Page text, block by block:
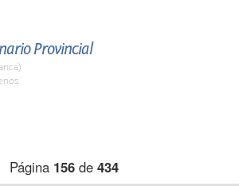
Provincial
Página 156de 434